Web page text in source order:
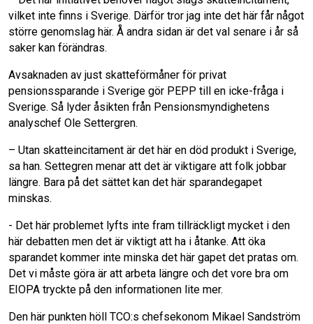
vilket inte finns i Sverige. Därför tror jag inte det här får något
större genomslag här. Å andra sidan är det val senare i år så
saker kan förändras.
Avsaknaden av just skatteförmåner för privat
pensionssparande i Sverige gör PEPP till en icke-fråga i
Sverige. Så lyder åsikten från Pensionsmyndighetens
analyschef Ole Settergren.
– Utan skatteincitament är det här en död produkt i Sverige,
sa han. Settegren menar att det är viktigare att folk jobbar
längre. Bara på det sättet kan det här sparandegapet
minskas.
- Det här problemet lyfts inte fram tillräckligt mycket i den
här debatten men det är viktigt att ha i åtanke. Att öka
sparandet kommer inte minska det här gapet det pratas om.
Det vi måste göra är att arbeta längre och det vore bra om
EIOPA tryckte på den informationen lite mer.
Den här punkten höll TCO:s chefsekonom Mikael Sandström